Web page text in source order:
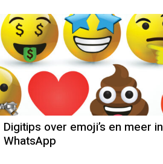
Digitips over emoji’s en meer in
WhatsApp